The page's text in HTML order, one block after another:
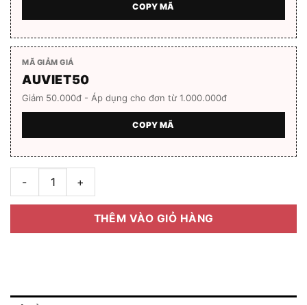
COPY MÃ
MÃ GIẢM GIÁ
AUVIET50
Giảm 50.000đ - Áp dụng cho đơn từ 1.000.000đ
COPY MÃ
Gọng kính A|X Armani Exchange AX 1043 full box hàng chính
THÊM VÀO GIỎ HÀNG